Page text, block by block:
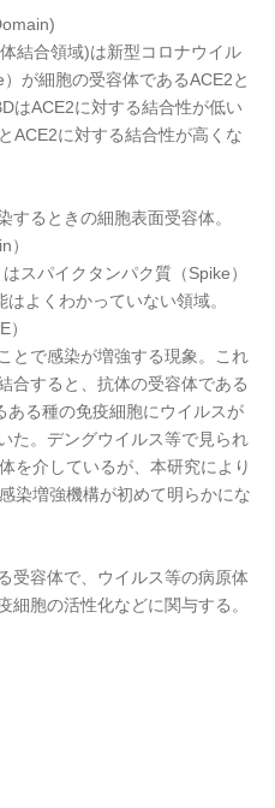
結合領域)は新型コロナウイル
が細胞の受容体であるACE2と
はACE2に対する結合性が低い
ACE2に対する結合性が高くな
するときの細胞表面受容体。
スパイクタンパク質（Spike）
よくわかっていない領域。
とで感染が増強する現象。これ
合すると、抗体の受容体である
る種の免疫細胞にウイルスが
た。デングウイルス等で見られ
を介しているが、本研究により
染増強機構が初めて明らかにな
受容体で、ウイルス等の病原体
細胞の活性化などに関与する。